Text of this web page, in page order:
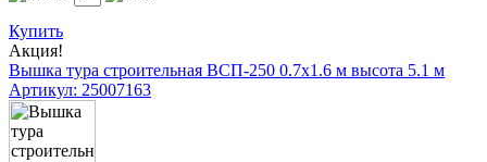
Купить
Акция!
Вышка тура строительная ВСП-250 0.7х1.6 м высота 5.1 м
Артикул: 25007163